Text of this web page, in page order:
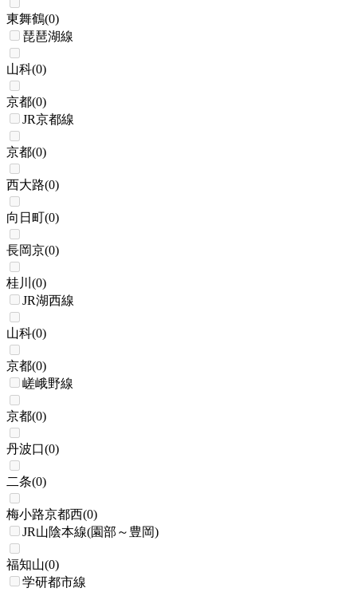
東舞鶴(0)
琵琶湖線
山科(0)
京都(0)
JR京都線
京都(0)
西大路(0)
向日町(0)
長岡京(0)
桂川 (0)
JR湖西線
山科(0)
京都(0)
嵯峨野線
京都(0)
丹波口(0)
二条(0)
梅小路京都西(0)
JR山陰本線(園部～豊岡)
福知山(0)
学研都市線